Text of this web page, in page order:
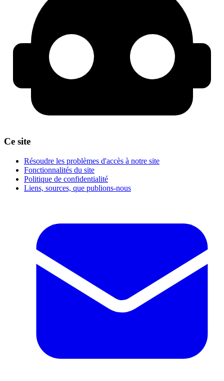
Ce site
Résoudre les problèmes d'accès à notre site
Fonctionnalités du site
Politique de confidentialité
Liens, sources, que publions-nous